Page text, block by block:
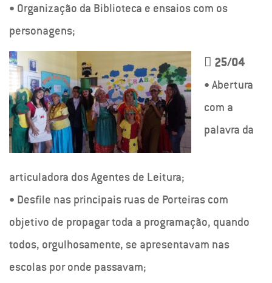
• Organização da Biblioteca e ensaios com os
personagens;
 25/04
• Abertura
com a
palavra da
articuladora dos Agentes de Leitura;
• Desfile nas principais ruas de Porteiras com
objetivo de propagar toda a programação, quando
todos, orgulhosamente, se apresentavam nas
escolas por onde passavam;